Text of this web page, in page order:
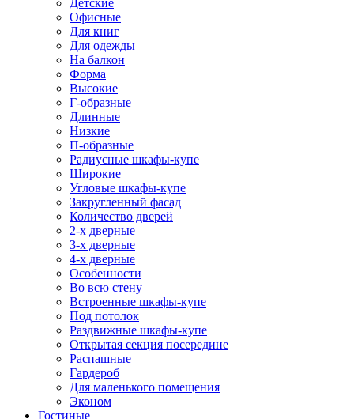
Детские
Офисные
Для книг
Для одежды
На балкон
Форма
Высокие
Г-образные
Длинные
Низкие
П-образные
Радиусные шкафы-купе
Широкие
Угловые шкафы-купе
Закругленный фасад
Количество дверей
2-х дверные
3-х дверные
4-х дверные
Особенности
Во всю стену
Встроенные шкафы-купе
Под потолок
Раздвижные шкафы-купе
Открытая секция посередине
Распашные
Гардероб
Для маленького помещения
Эконом
Гостиные